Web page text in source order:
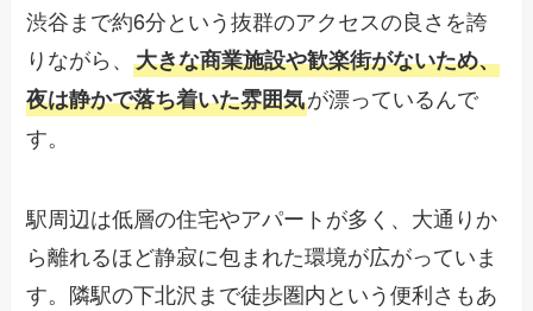
渋谷まで約6分という抜群のアクセスの良さを誇
りながら、大きな商業施設や歓楽街がないため、
夜は静かで落ち着いた雰囲気が漂っているんで
す。
駅周辺は低層の住宅やアパートが多く、大通りか
ら離れるほど静寂に包まれた環境が広がっていま
す。隣駅の下北沢まで徒歩圏内という便利さもあ